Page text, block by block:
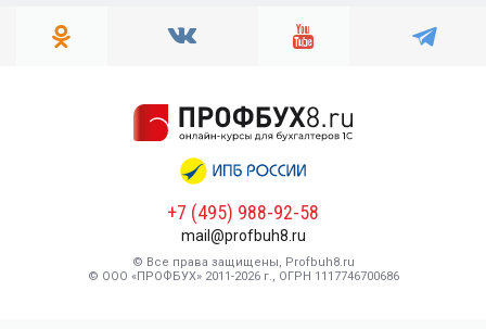
+7 (495) 988-92-58
mail@profbuh8.ru
© Все права защищены, Profbuh8.ru
© ООО «ПРОФБУХ» 2011-2026 г., ОГРН 1117746700686